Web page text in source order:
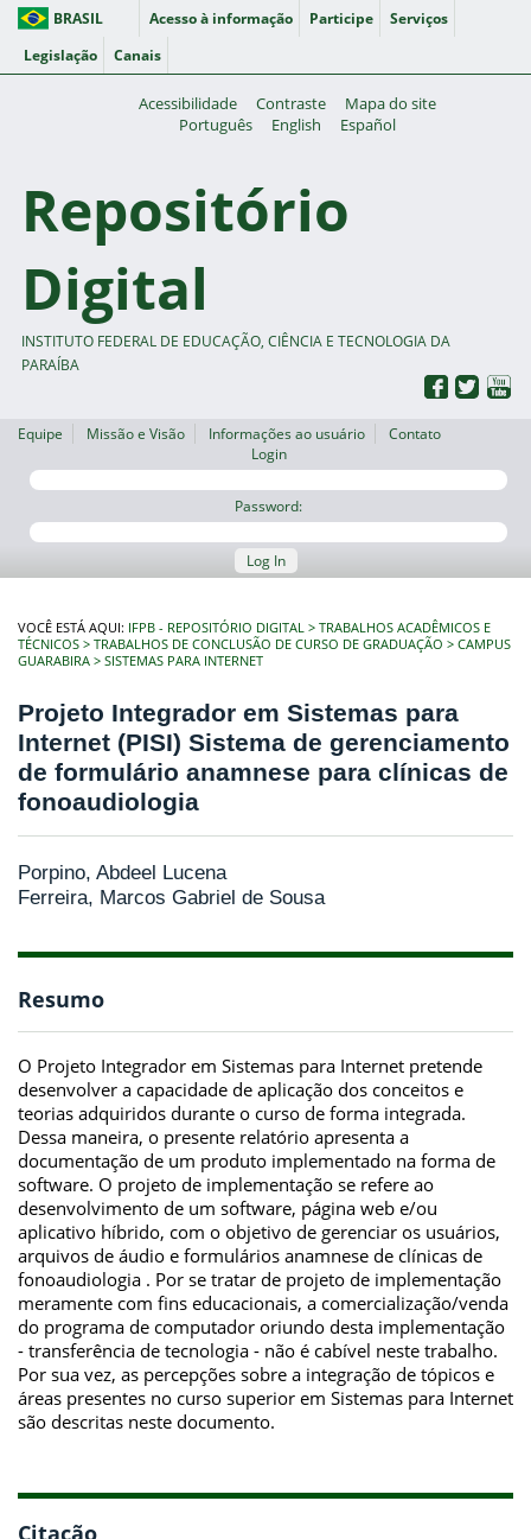
BRASIL Acesso à informação Participe
Serviços
Legislação
Canais
Acessibilidade Contraste
Mapa do site
Português
English Español
Repositório
Digital
INSTITUTO FEDERAL DE EDUCAÇÃO, CIÊNCIA E TECNOLOGIA DA
PARAÍBA
Equipe Missão e Visão Informações ao usuário
Contato
Login
Password:
Log In
VOCÊ ESTÁ AQUI: IFPB - REPOSITÓRIO DIGITAL
TRABALHOS ACADÊMICOS E
TÉCNICOS
TRABALHOS DE CONCLUSÃO DE CURSO DE GRADUAÇÃO
CAMPUS
GUARABIRA
SISTEMAS PARA INTERNET
Projeto Integrador em Sistemas para
Internet (PISI) Sistema de gerenciamento
de formulário anamnese para clínicas de
fonoaudiologia
Porpino, Abdeel Lucena
Ferreira, Marcos Gabriel de Sousa
Resumo
O Projeto Integrador em Sistemas para Internet pretende
desenvolver a capacidade de aplicação dos conceitos e
teorias adquiridos durante o curso de forma integrada.
Dessa maneira, o presente relatório apresenta a
documentação de um produto implementado na forma de
software. O projeto de implementação se refere ao
desenvolvimento de um software, página web e/ou
aplicativo híbrido, com o objetivo de gerenciar os usuários,
arquivos de áudio e formulários anamnese de clínicas de
fonoaudiologia . Por se tratar de projeto de implementação
meramente com fins educacionais, a comercialização/venda
do programa de computador oriundo desta implementação
- transferência de tecnologia - não é cabível neste trabalho.
Por sua vez, as percepções sobre a integração de tópicos e
áreas presentes no curso superior em Sistemas para Internet
são descritas neste documento.
Citação